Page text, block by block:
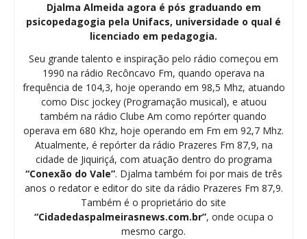
Djalma Almeida agora é pós graduando em
psicopedagogia pela Unifacs, universidade o qual é
licenciado em pedagogia.
Seu grande talento e inspiração pelo rádio começou em
1990 na rádio Recôncavo Fm, quando operava na
frequência de 104,3, hoje operando em 98,5 Mhz, atuando
como Disc jockey (Programação musical), e atuou
também na rádio Clube Am como repórter quando
operava em 680 Khz, hoje operando em Fm em 92,7 Mhz.
Atualmente, é repórter da rádio Prazeres Fm 87,9, na
cidade de Jiquiriçá, com atuação dentro do programa
“Conexão do Vale”. Djalma também foi por mais de três
anos o redator e editor do site da rádio Prazeres Fm 87,9.
Também é o proprietário do site
“Cidadedaspalmeirasnews.com.br”, onde ocupa o
mesmo cargo.